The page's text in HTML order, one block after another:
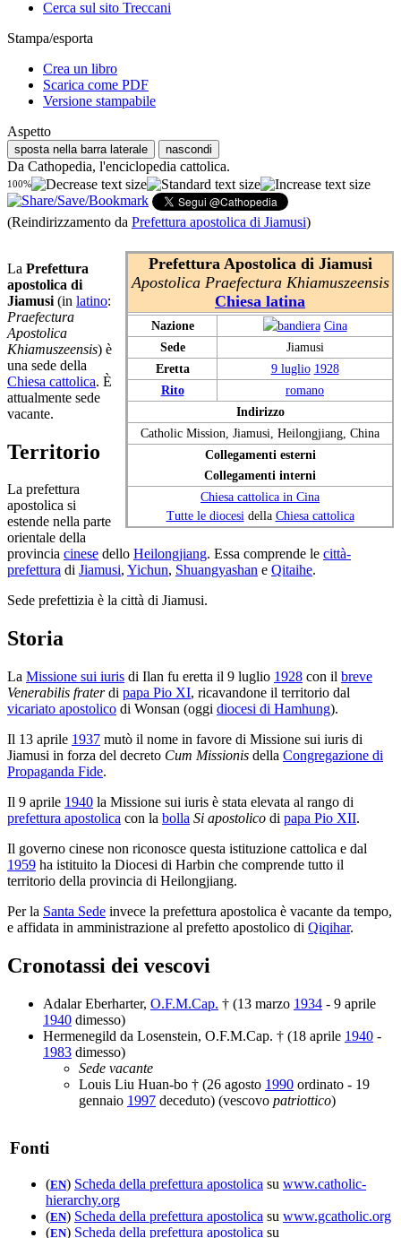
Cerca sul sito Treccani
Stampa/esporta
Crea un libro
Scarica come PDF
Versione stampabile
Aspetto
sposta nella barra laterale nascondi
Da Cathopedia, l'enciclopedia cattolica.
100%
(Reindirizzamento da Prefettura apostolica di Jiamusi)
Prefettura Apostolica di Jiamusi
Apostolica Praefectura Khiamuszeensis
Chiesa latina
Nazione
Cina
Sede
Jiamusi
Eretta
9 luglio 1928
Rito
romano
Indirizzo
Catholic Mission, Jiamusi, Heilongjiang, China
Collegamenti esterni
Collegamenti interni
Chiesa cattolica in Cina
Tutte le diocesi della Chiesa cattolica
La Prefettura
apostolica di
Jiamusi (in latino:
Praefectura
Apostolica
Khiamuszeensis) è
una sede della
Chiesa cattolica. È
attualmente sede
vacante.
Territorio
La prefettura
apostolica si
estende nella parte
orientale della
provincia cinese dello Heilongjiang. Essa comprende le città-
prefettura di Jiamusi, Yichun, Shuangyashan e Qitaihe.
Sede prefettizia è la città di Jiamusi.
Storia
La Missione sui iuris di Ilan fu eretta il 9 luglio 1928 con il breve
Venerabilis fraterdi papa Pio XI, ricavandone il territorio dal
vicariato apostolico di Wonsan (oggi diocesi di Hamhung).
Il 13 aprile 1937 mutò il nome in favore di Missione sui iuris di
Jiamusi in forza del decreto Cum Missionis della Congregazione di
Propaganda Fide.
Il 9 aprile 1940 la Missione sui iuris è stata elevata al rango di
prefettura apostolica con la bolla Si apostolico di papa Pio XII.
Il governo cinese non riconosce questa istituzione cattolica e dal
1959 ha istituito la Diocesi di Harbin che comprende tutto il
territorio della provincia di Heilongjiang.
Per la Santa Sede invece la prefettura apostolica è vacante da tempo,
e affidata in amministrazione al prefetto apostolico di Qiqihar.
Cronotassi dei vescovi
Adalar Eberharter, O.F.M.Cap. † (13 marzo 1934 - 9 aprile
1940 dimesso)
Hermenegild da Losenstein, O.F.M.Cap. † (18 aprile 1940 -
1983 dimesso)
Sede vacante
Louis Liu Huan-bo † (26 agosto 1990 ordinato - 19
gennaio 1997 deceduto) (vescovo patriottico)
Fonti
(EN) Scheda della prefettura apostolica su www.catholic-
hierarchy.org
(EN) Scheda della prefettura apostolica su www.gcatholic.org
(EN) Scheda della prefettura apostolica su